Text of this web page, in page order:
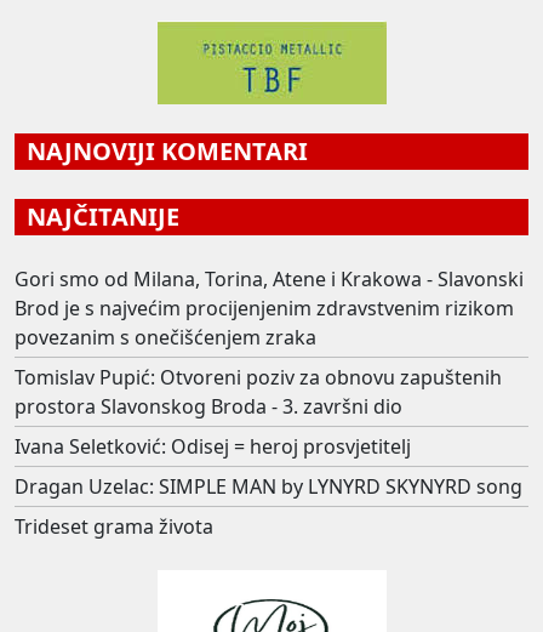
NAJNOVIJI KOMENTARI
NAJČITANIJE
Gori smo od Milana, Torina, Atene i Krakowa - Slavonski
Brod je s najvećim procijenjenim zdravstvenim rizikom
povezanim s onečišćenjem zraka
Tomislav Pupić: Otvoreni poziv za obnovu zapuštenih
prostora Slavonskog Broda - 3. završni dio
Ivana Seletković: Odisej = heroj prosvjetitelj
Dragan Uzelac: SIMPLE MAN by LYNYRD SKYNYRD song
Trideset grama života